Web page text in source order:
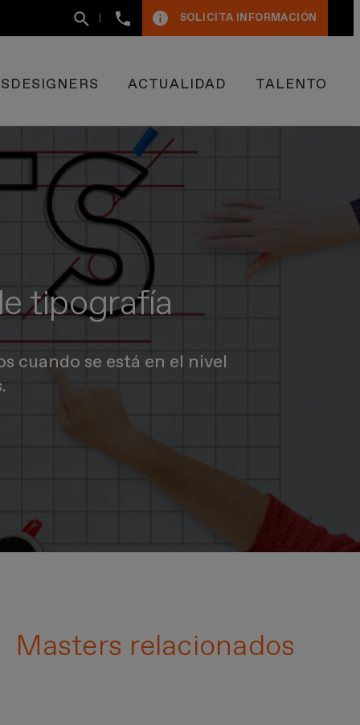
+34
93
SOLICITA INFORMACIÓN
ACTUALIDAD TALENTO
tipografía
cuando se está en el nivel
Masters relacionados